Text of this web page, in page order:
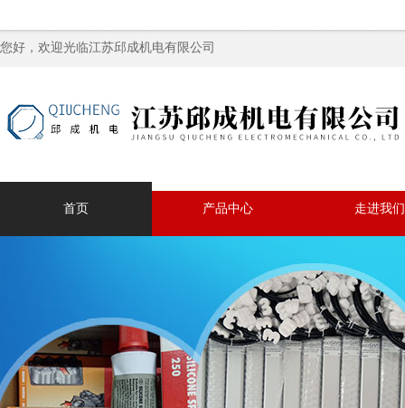
您好，欢迎光临江苏邱成机电有限公司
首页 产品中心 走进我们